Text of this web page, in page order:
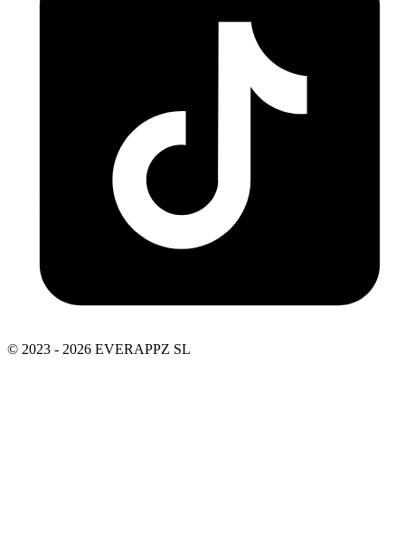
© 2023 - 2026 EVERAPPZ SL